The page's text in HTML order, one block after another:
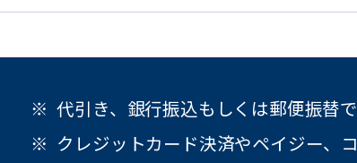
代引き、銀行振込もしくは郵便振替
クレジットカード決済やペイジー、